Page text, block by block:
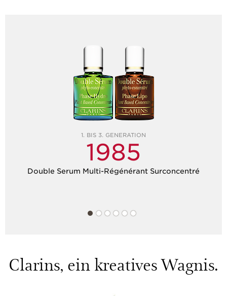
1. BIS 3. GENERATION
1985
Double Serum Multi-Régénérant Surconcentré
Clarins, ein kreatives Wagnis.